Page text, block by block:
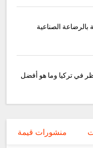
بالرضاعة الصناعية
في تركيا وما هو أفضل
منشورات قيمة